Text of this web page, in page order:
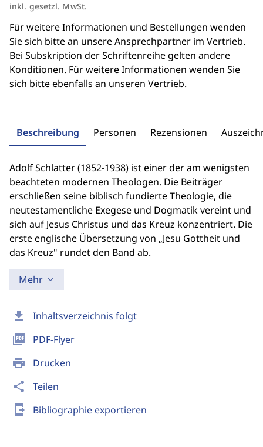
download Inhaltsverzeichnis folgt
picture_as_pdf PDF-Flyer
print Drucken
share Teilen
send_to_mobile Bibliographie exportieren
inkl. gesetzl. MwSt.
Für weitere Informationen und Bestellungen wenden
Sie sich bitte an unsere Ansprechpartner im Vertrieb.
Bei Subskription der Schriftenreihe gelten andere
Konditionen. Für weitere Informationen wenden Sie
sich bitte ebenfalls an unseren Vertrieb.
Beschreibung Personen Rezensionen
Adolf Schlatter (1852-1938) ist einer der am wenigsten
beachteten modernen Theologen. Die Beiträger
erschließen seine biblisch fundierte Theologie, die
neutestamentliche Exegese und Dogmatik vereint und
sich auf Jesus Christus und das Kreuz konzentriert. Die
erste englische Übersetzung von „Jesu Gottheit und
das Kreuz" rundet den Band ab.
Mehr